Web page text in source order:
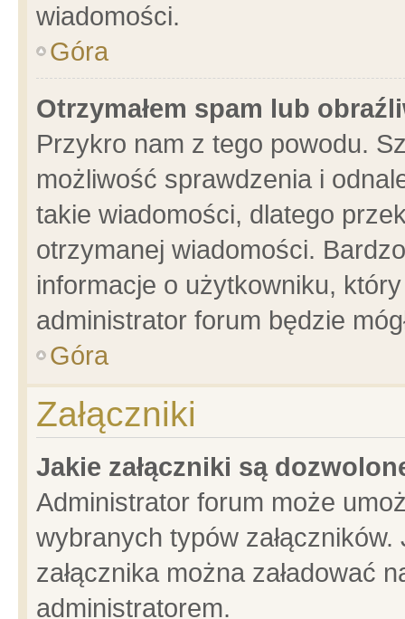
wiadomości.
Góra
Otrzymałem spam lub
Przykro nam z tego powodu.
możliwość sprawdzenia i
takie wiadomości, dlatego
otrzymanej wiadomości.
informacje o użytkowniku,
administrator forum będzie
Góra
Załączniki
Jakie załączniki są
Administrator forum może
wybranych typów
załącznika można załadować
administratorem.